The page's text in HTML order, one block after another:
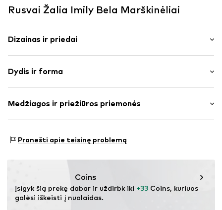
Rusvai Žalia Imily Bela Marškinėliai
Dizainas ir priedai
plonas trikotažas
Apskrita kaklo iškirptė
Apvadas / megzta apykaklė
Dydis ir forma
Ilgis: Normalaus ilgio
Pritaikomumas: Laisva forma
Dydžių lentelė
Medžiagos ir priežiūros priemonės
Elastanas
Pranešti apie teisinę problemą
Coins
Įsigyk šią prekę dabar ir uždirbk iki +33 Coins, kuriuos
galėsi iškeisti į nuolaidas.